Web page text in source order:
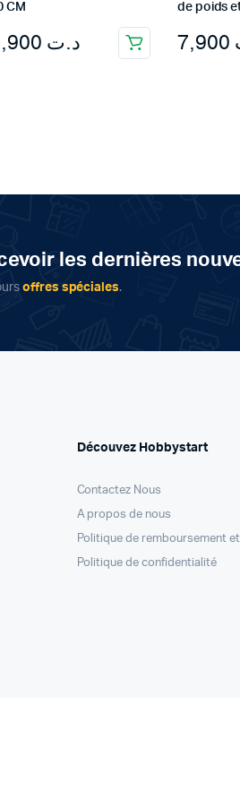
CM
د.ت
de poids
les dernières
offres spéciales.
Découvez Hobbystart
Contactez Nous
A propos de nous
Politique de remboursement
Politique de confidentialité